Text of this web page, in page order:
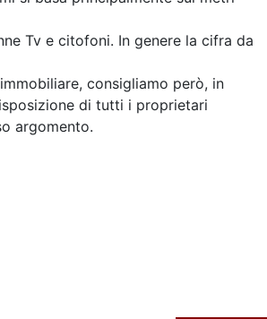
Tv e citofoni. In genere la cifra da
consigliamo però, in
di tutti i proprietari
argomento.